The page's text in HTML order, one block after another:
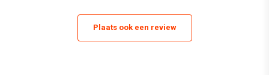
Plaats ook een review